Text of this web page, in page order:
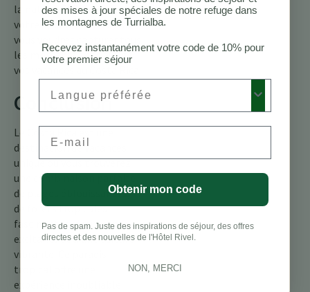
la nature. Et n’oubliez pas
votre appareil photo, car
vous voudrez capturer tous
les moments spéciaux de
vos vacances au Costa Rica.
Conclusion
Le Costa Rica est une
destination de vacances
unique où vous trouverez
une combinaison parfaite
de plages éblouissantes,
de forêts tropicales
fascinantes, de volcans
excitants et d’une culture
vibrante. Ce paradis
tropical offre une
expérience inoubliable
des mises à jour spéciales de notre refuge dans
les montagnes de Turrialba.
Recevez instantanément votre code de 10% pour
votre premier séjour
Obtenir mon code
Pas de spam. Juste des inspirations de séjour, des offres
directes et des nouvelles de l'Hôtel Rivel.
NON, MERCI